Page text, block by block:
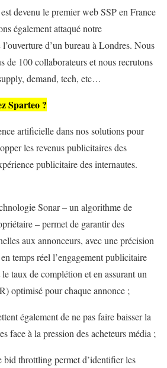
devenu le premier web SSP en France
également attaqué notre
d’un bureau à Londres. Nous
de 100 collaborateurs et nous recrutons
demand, tech, etc…
Sparteo ?
artificielle dans nos solutions pour
les revenus publicitaires des
publicitaire des internautes.
Sonar – un algorithme de
– permet de garantir des
aux annonceurs, avec une précision
temps réel l’engagement publicitaire
taux de complétion et en assurant un
optimisé pour chaque annonce ;
également de ne pas faire baisser la
face à la pression des acheteurs média ;
throttling permet d’identifier les